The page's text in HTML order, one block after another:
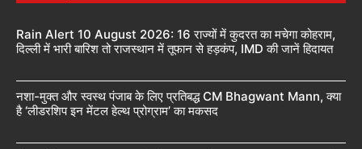
Rain Alert 10 August 2026: 16 राज्यों में कुदरत का मचेगा कोहराम,
दिल्ली में भारी बारिश तो राजस्थान में तूफान से हड़कंप, IMD की जानें हिदायत
नशा-मुक्त और स्वस्थ पंजाब के लिए प्रतिबद्ध CM Bhagwant Mann, क्या
है ‘लीडरशिप इन मेंटल हेल्थ प्रोग्राम’ का मकसद